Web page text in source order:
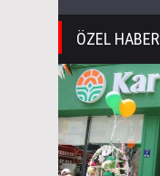
ÖZEL HABER